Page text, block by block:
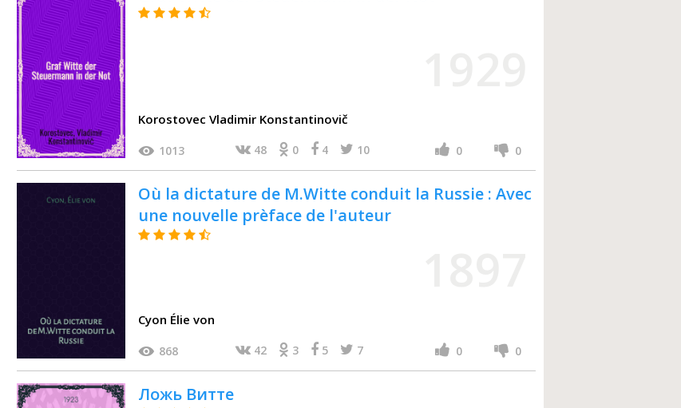
Korostovec Vladimir Konstantinovič
1013 48 0 4 10 0 0
Où la dictature de M.Witte conduit la Russie : Avec
une nouvelle prèface de l'auteur
Cyon Élie von
868 42 3 5 7 0 0
Ложь Витте